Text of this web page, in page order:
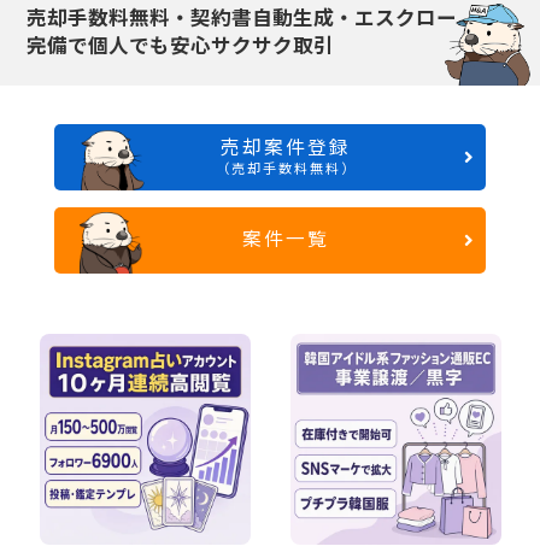
売却手数料無料・契約書自動生成・エスクロー
完備で個人でも安心サクサク取引
売却案件登録
（売却手数料無料）
案件一覧